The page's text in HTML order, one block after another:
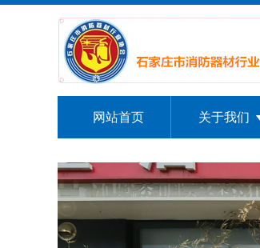
网站首页 关于我们